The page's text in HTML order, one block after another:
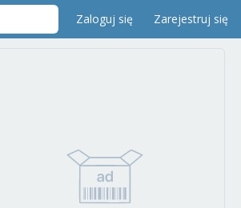
Zaloguj się Zarejestruj się